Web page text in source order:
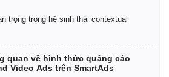
trọng trong hệ sinh thái contextual
quan về hình thức quảng cáo
Video Ads trên SmartAds